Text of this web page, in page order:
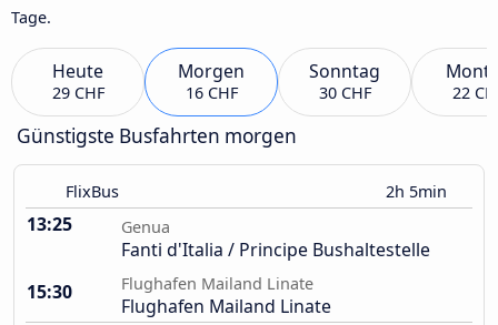
Tage.
Heute
29 CHF
Morgen
16 CHF
Sonntag
30 CHF 22
Günstigste Busfahrten morgen
FlixBus 2h 5min
13:25 Genua
Fanti d'Italia / Principe Bushaltestelle
15:30
Flughafen Mailand Linate
Flughafen Mailand Linate